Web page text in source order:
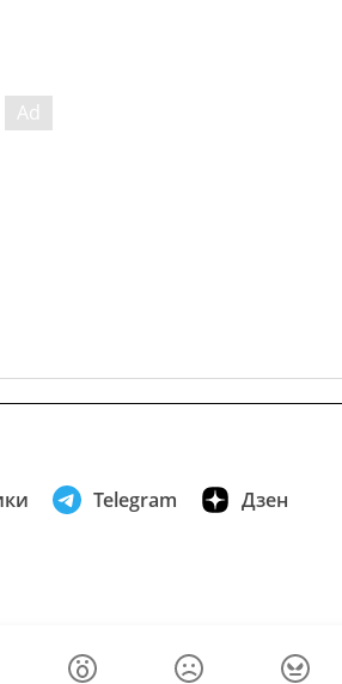
Telegram Дзен